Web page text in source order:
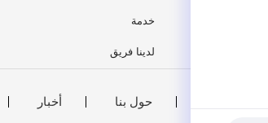
خدمة
لدينا فريق
حول بنا أخبار